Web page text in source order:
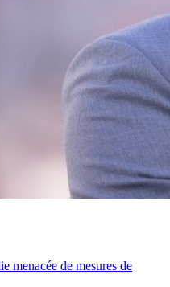
menacée de mesures de